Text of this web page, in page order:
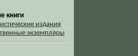
книги
издания
экземпляры